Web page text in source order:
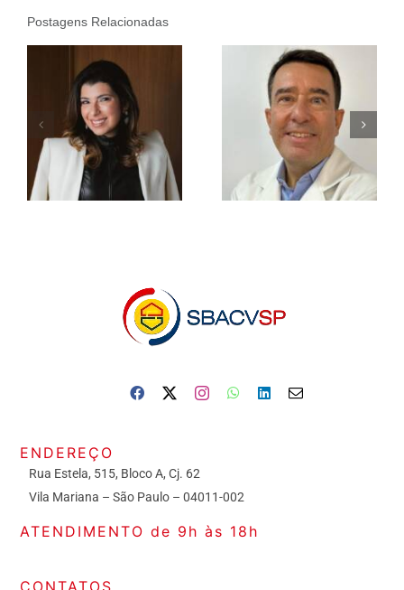
Postagens Relacionadas
ENDEREÇO
Rua Estela, 515, Bloco A, Cj. 62
Vila Mariana – São Paulo – 04011-002
ATENDIMENTO de 9h às 18h